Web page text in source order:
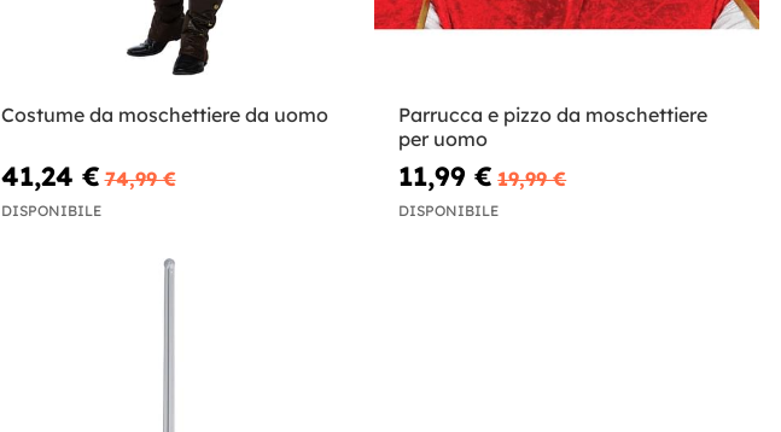
Costume da moschettiere da uomo
41,24 € 74,99 €
DISPONIBILE
Parrucca e pizzo da moschettiere
per uomo
11,99 € 19,99 €
DISPONIBILE